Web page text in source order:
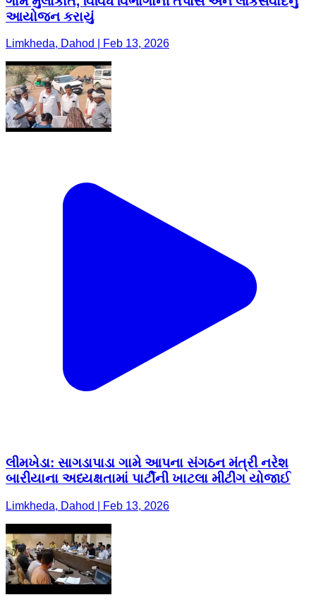
આયોજન કરાયું
Limkheda, Dahod | Feb 13, 2026
લીમખેડા: સાગડાપાડા ગામે આપના સંગઠન મંત્રી નરેશ
બારીયાના અધ્યક્ષતામાં પાર્ટીની ખાટલા મીટીંગ યોજાઈ
Limkheda, Dahod | Feb 13, 2026